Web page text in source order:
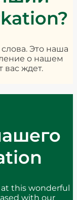
Это наша
о нашем
вас ждет.
this wonderful
with our